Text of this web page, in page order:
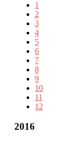
1
2
3
4
5
6
7
8
9
10
11
12
2016